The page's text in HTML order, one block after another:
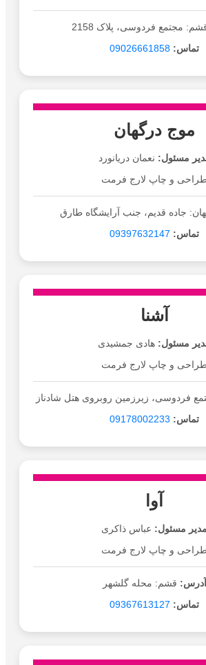
مجتمع فردوسی، پلاک 2158
تماس: 09026661858
موج درگهان
مسئول: نعمان دریانورد
و چاپ لارج فرمت
جاده قدیم، جنب آرایشگاه طارق
تماس: 09397632147
آشنا
مسئول: هادی جمشیدی
و چاپ لارج فرمت
فردوسی، زیرزمین روبروی هتل شادناز
تماس: 09178002233
آوا
مدیر مسئول: عباس ذاکری
و چاپ لارج فرمت
آدرس: قشم: محله گلشهر
تماس: 09367613127